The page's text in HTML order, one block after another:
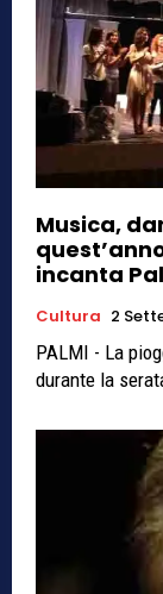
Musica,
incanta
Cultura 2
PALMI - La
durante la